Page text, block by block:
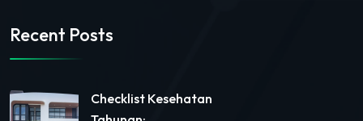
Recent Posts
Checklist Kesehatan